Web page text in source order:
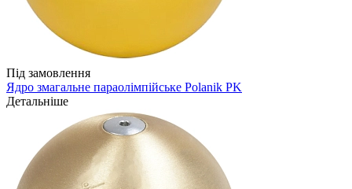
Під замовлення
Ядро змагальне параолімпійське Polanik PK
Детальніше